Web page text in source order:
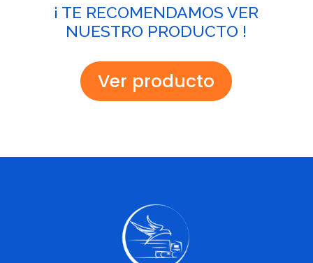
¡ TE RECOMENDAMOS VER
NUESTRO PRODUCTO !
Ver producto